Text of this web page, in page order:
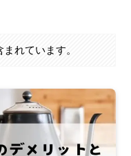
れています。